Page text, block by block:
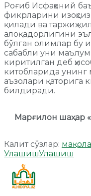
Роғиб Исфаҳоний
фикрларини
қилади ва таржиҳ
алоқадорлигини
бўлган олимлар бу
сабабли уни маълум
киритилган деб
китобларида унинг
аъзолари қаторига
билдиради.
Марғилон шаҳар
Калит сўзлар: мақола
УлашишУлашиш